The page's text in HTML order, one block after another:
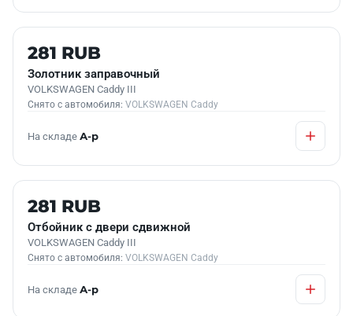
Б/У В НАЛИЧИИ
281 RUB
Золотник заправочный
VOLKSWAGEN Caddy III
Снято с автомобиля: VOLKSWAGEN Caddy
На складе А-р
Б/У В НАЛИЧИИ
281 RUB
Отбойник с двери сдвижной
VOLKSWAGEN Caddy III
Снято с автомобиля: VOLKSWAGEN Caddy
На складе А-р